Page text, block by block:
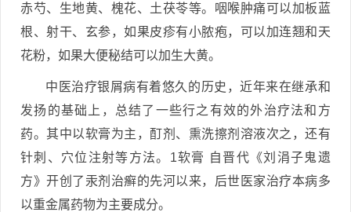
赤芍、生地黄、槐花、土茯苓等。咽喉肿痛可以加板蓝
根、射干、玄参，如果皮疹有小脓疱，可以加连翘和天
花粉，如果大便秘结可以加生大黄。
中医治疗银屑病有着悠久的历史，近年来在继承和
发扬的基础上，总结了一些行之有效的外治疗法和方
药。其中以软膏为主，酊剂、熏洗擦剂溶液次之，还有
针刺、穴位注射等方法。1软膏 自晋代《刘涓子鬼遗
方》开创了汞剂治癣的先河以来，后世医家治疗本病多
以重金属药物为主要成分。